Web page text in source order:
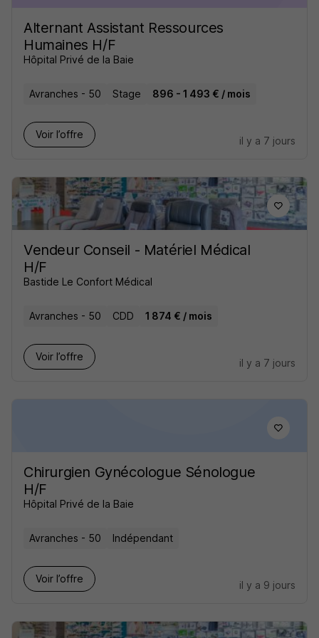
Alternant Assistant Ressources
Humaines H/F
Hôpital Privé de la Baie
Avranches - 50 Stage 896 - 1 493 € / mois
Voir l’offre
il y a 7 jours
Vendeur Conseil - Matériel Médical
H/F
Bastide Le Confort Médical
Avranches - 50 CDD 1 874 € / mois
Voir l’offre
il y a 7 jours
Chirurgien Gynécologue Sénologue
H/F
Hôpital Privé de la Baie
Avranches - 50 Indépendant
Voir l’offre
il y a 9 jours